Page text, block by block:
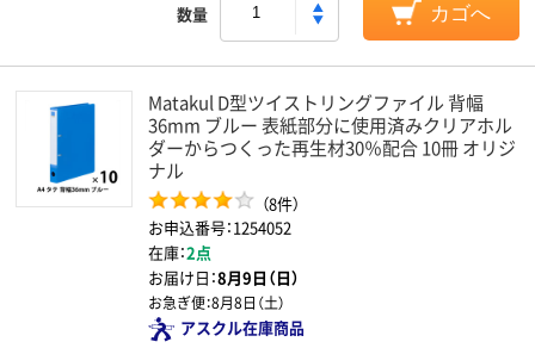
数量 カゴへ
Matakul D型ツイストリングファイル 背幅
36mm ブルー 表紙部分に使用済みクリアホル
ダーからつくった再生材30％配合 10冊 オリジ
ナル
（8件）
お申込番号：1254052
在庫：2点
お届け日：8月9日（日）
お急ぎ便：8月8日（土）
アスクル在庫商品